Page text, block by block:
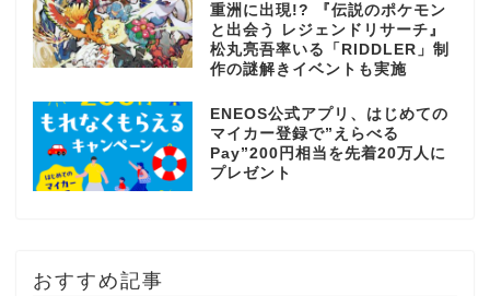
重洲に出現!? 『伝説のポケモン
と出会う レジェンドリサーチ』
松丸亮吾率いる「RIDDLER」制
作の謎解きイベントも実施
ENEOS公式アプリ、はじめての
マイカー登録で”えらべる
Pay”200円相当を先着20万人に
プレゼント
おすすめ記事